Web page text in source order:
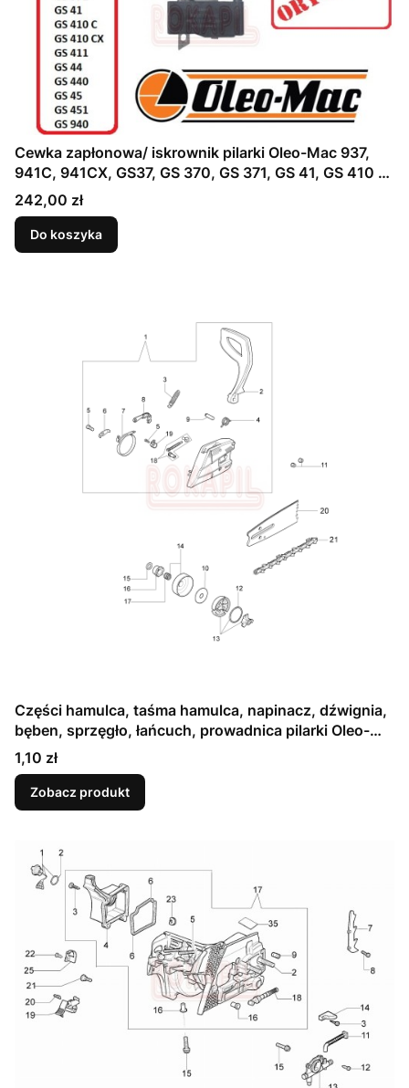
Cewka zapłonowa/ iskrownik pilarki Oleo-Mac 937,
941C, 941CX, GS37, GS 370, GS 371, GS 41, GS 410 C,
GS 410 CX, GS 411, GS 44, GS 440, GS 45, GS 451,
GS 940 - CZĘŚĆ ORYGINALNA !
Cena
242,00 zł
Do koszyka
Części hamulca, taśma hamulca, napinacz, dźwignia,
bęben, sprzęgło, łańcuch, prowadnica pilarki Oleo-
Mac 941cx - schemat
Cena
1,10 zł
Zobacz produkt